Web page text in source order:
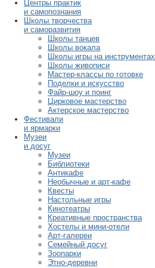
Центры практик
и самопознания
Школы творчества
и саморазвития
Школы танцев
Школы вокала
Школы игры на инструментах
Школы живописи
Мастер-классы по готовке
Поделки и искусство
Файр-шоу и поинг
Цирковое мастерство
Актерское мастерство
Фестивали
и ярмарки
Музеи
и досуг
Музеи
Библиотеки
Антикафе
Необычные и арт-кафе
Квесты
Настольные игры
Кинотеатры
Креативные пространства
Хостелы и мини-отели
Арт-галереи
Семейный досуг
Зоопарки
Этно-деревни